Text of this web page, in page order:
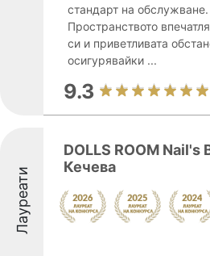
стандарт на обслужване.
Пространството
си и приветливата
осигурявайки ...
9.3
Лауреати
DOLLS ROOM Nail's
Кечева